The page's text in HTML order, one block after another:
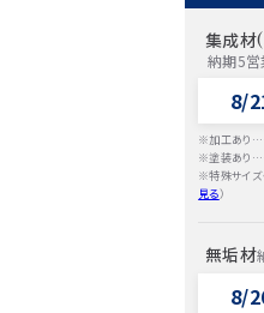
集成材
納期5営
8/
※加工あり…
※塗装あり…
※特殊サイズ
見る）
無垢材
8/